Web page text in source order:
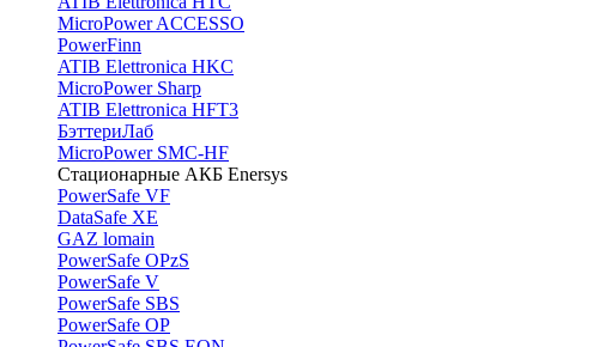
MicroPower ACCESSO
PowerFinn
ATIB Elettronica HKC
MicroPower Sharp
ATIB Elettronica HFT3
БэттериЛаб
MicroPower SMC-HF
Стационарные АКБ Enersys
PowerSafe VF
DataSafe XE
GAZ lomain
PowerSafe OPzS
PowerSafe V
PоwerSafe SBS
PowerSafe OP